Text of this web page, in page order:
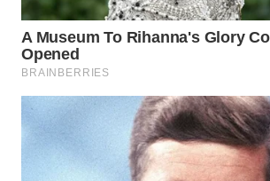
BEKASI
WN
BOGOR
WN
DEPOK